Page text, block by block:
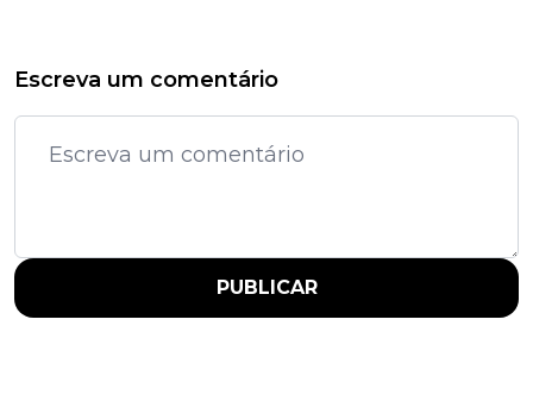
Escreva um comentário
PUBLICAR